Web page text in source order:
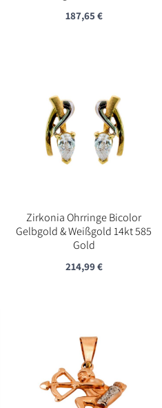
187,65 €
Zirkonia Ohrringe Bicolor
Gelbgold & Weißgold 14kt 585
Gold
214,99€